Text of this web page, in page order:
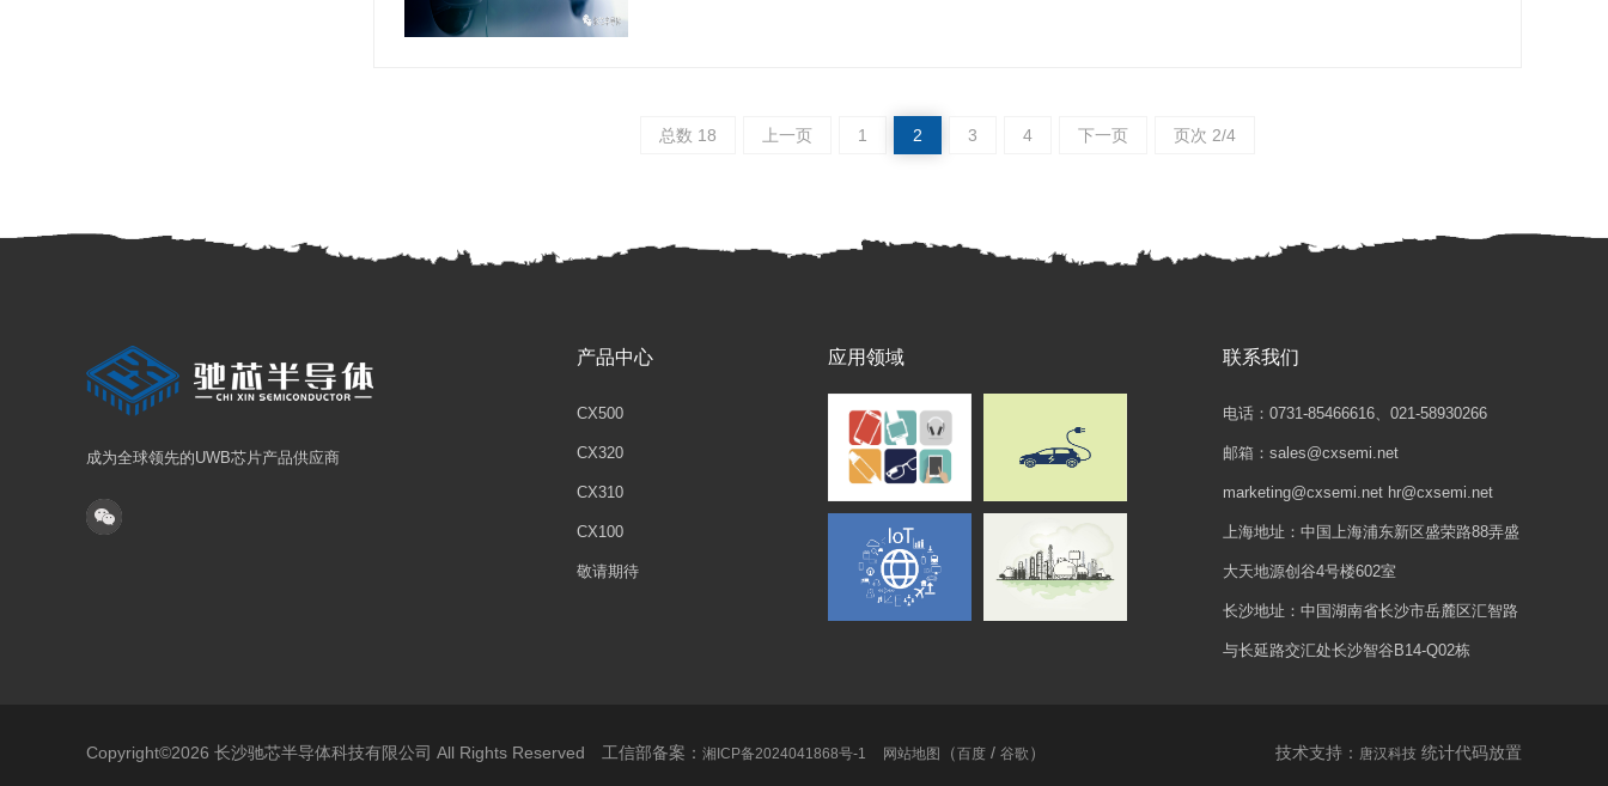
总数 18 上一页 1 2 3 4 下一页 页次 2/4
成为全球领先的UWB芯片产品供应商
产品中心
CX500
CX320
CX310
CX100
敬请期待
应用领域 联系我们
电话：0731-85466616、021-58930266
邮箱：sales@cxsemi.net
marketing@cxsemi.net hr@cxsemi.net
上海地址：中国上海浦东新区盛荣路88弄盛
大天地源创谷4号楼602室
长沙地址：中国湖南省长沙市岳麓区汇智路
与长延路交汇处长沙智谷B14-Q02栋
Copyright©2026 长沙驰芯半导体科技有限公司 All Rights Reserved 工信部备案： 湘ICP备2024041868号-1 网站地图 （百度 / 谷歌 ） 技术支持： 唐汉科技 统计代码放置